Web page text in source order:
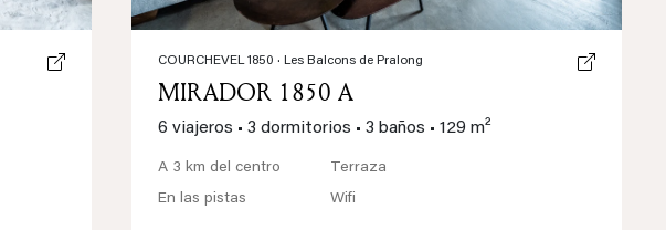
COURCHEVEL 1850· Les Balcons de Pralong
MIRADOR 1850 A
6 viajeros • 3 dormitorios • 3 baños • 129 m²
A 3 km del centro
En las pistas
Terraza
Wifi